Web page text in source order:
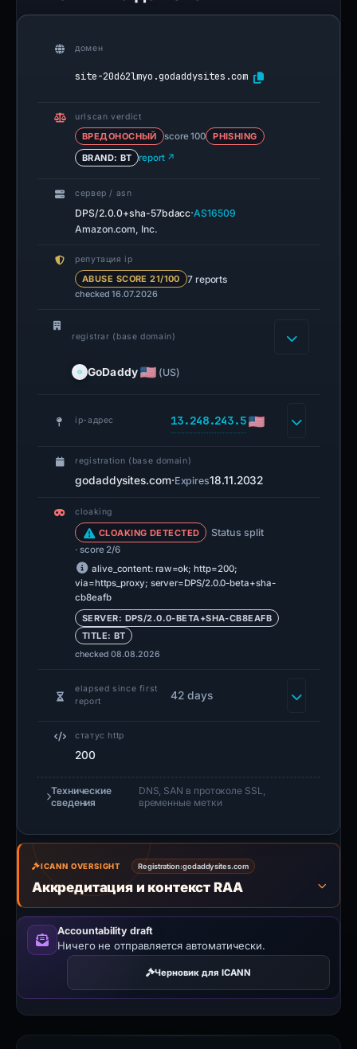
домен
site-20d62lmyo.godaddysites.com
urlscan verdict
ВРЕДОНОСНЫЙ score 100
PHISHING
BRAND: BT
report ↗
сервер / asn
DPS/2.0.0+sha-57bdacc·AS16509
Amazon.com, Inc.
репутация ip
ABUSE SCORE 21/100 7 reports
checked 16.07.2026
registrar (base domain)
GoDaddy (US)
ip-адрес 13.248.243.5
registration (base domain)
godaddysites.com·Expires18.11.2032
cloaking
CLOAKING DETECTED Status split
· score 2/6
alive_content: raw=ok; http=200;
via=https_proxy; server=DPS/2.0.0-beta+sha-
cb8eafb
SERVER: DPS/2.0.0-BETA+SHA-CB8EAFB
TITLE: BT
checked 08.08.2026
elapsed since first
report
42 days
статус http
200
Технические
сведения
DNS, SAN в протоколе SSL,
временные метки
ICANN OVERSIGHT Registration:godaddysites.com
Аккредитация и контекст RAA
Accountability draft
Ничего не отправляется автоматически.
Черновик для ICANN